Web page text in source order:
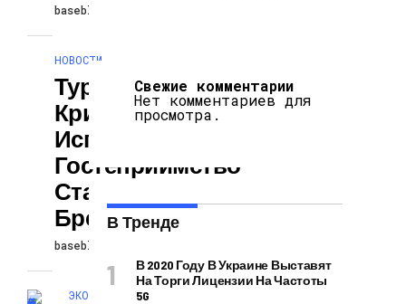
baseblog
НОВОСТИ
Туристический
Кризис В
Испании: Когда
Гостеприимство
Становится
Бременем
baseblog
ЭКОНОМИКА И ПОЛИТИКА
Свежие комментарии
Нет комментариев для
просмотра.
В Тренде
В 2020 Году В Украине Выставят
На Торги Лицензии На Частоты
5G